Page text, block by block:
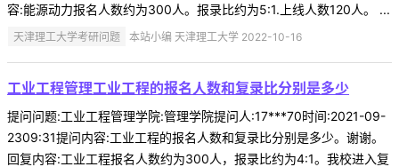
容:能源动力报名人数约为300人。报录比约为5:1.上线人数120人。 ...
天津理工大学考研问题 本站小编 天津理工大学 2022-10-16
工业工程管理工业工程的报名人数和复录比分别是多少
提问问题:工业工程管理学院:管理学院提问人:17***70时间:2021-09-
2309:31提问内容:工业工程的报名人数和复录比分别是多少。谢谢。
回复内容:工业工程报名人数约为300人，报录比约为4:1。我校进入复